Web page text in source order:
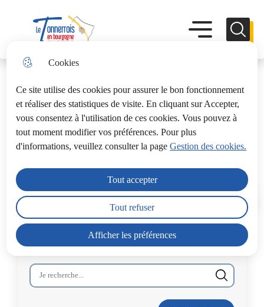
Cookies
Ce site utilise des cookies pour assurer le bon fonctionnement
et réaliser des statistiques de visite. En cliquant sur Accepter,
vous consentez à l'utilisation de ces cookies. Vous pouvez à
tout moment modifier vos préférences. Pour plus
d'informations, veuillez consulter la pageGestion des cookies.
Afficher les préférences
Tout accepter
Tout refuser
au
menu
Aller à la
recherche
Consulter le
plan du site
Menu
Magazines Le Tonnerrois en